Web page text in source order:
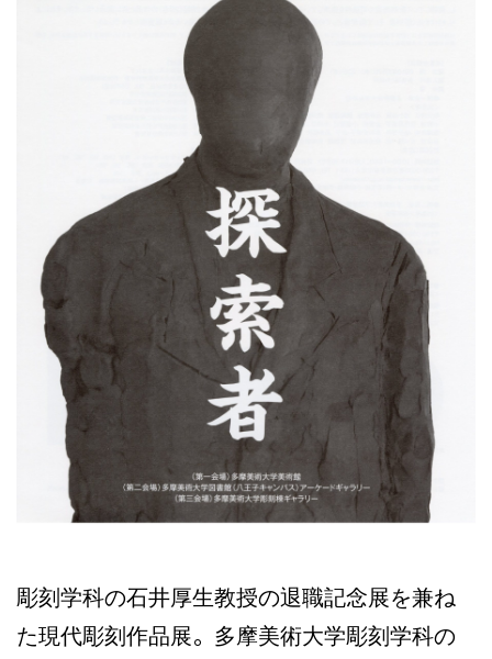
彫刻学科の石井厚生教授の退職記念展を兼ね
た現代彫刻作品展。多摩美術大学彫刻学科の